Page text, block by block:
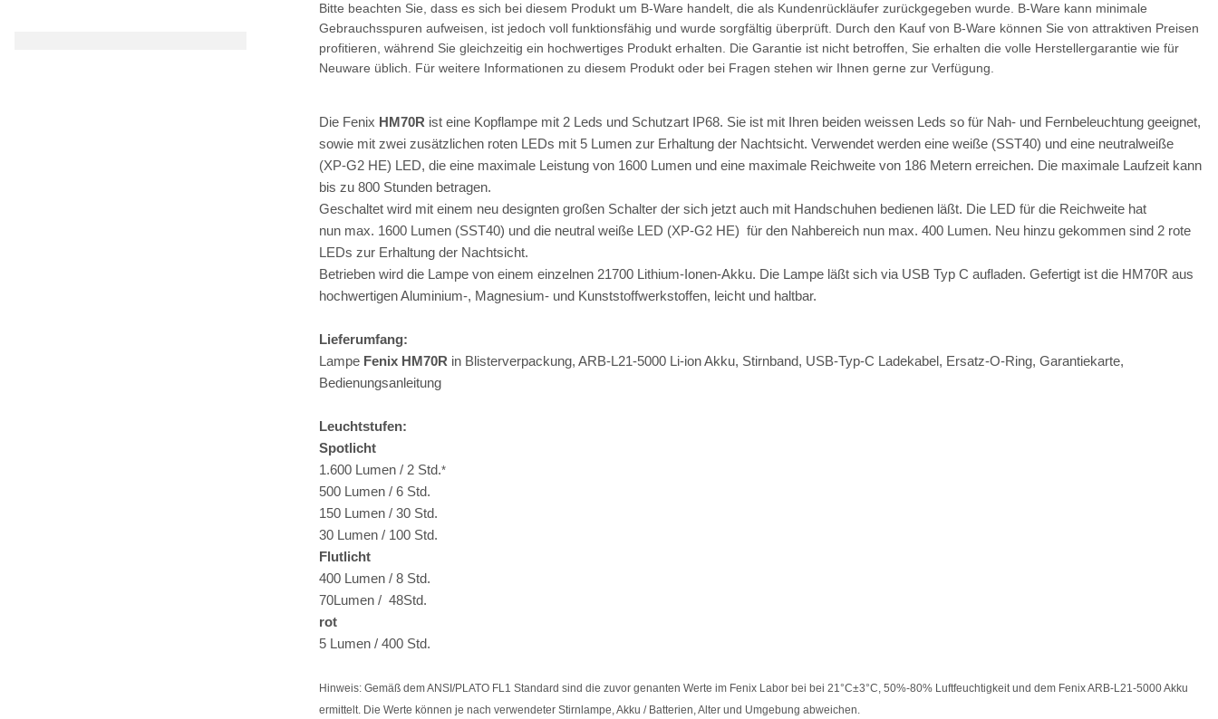
Bitte beachten Sie, dass es sich bei diesem Produkt um B-Ware handelt, die als Kundenrückläufer zurückgegeben wurde. B-Ware kann minimale
Gebrauchsspuren aufweisen, ist jedoch voll funktionsfähig und wurde sorgfältig überprüft. Durch den Kauf von B-Ware können Sie von attraktiven Preisen
profitieren, während Sie gleichzeitig ein hochwertiges Produkt erhalten. Die Garantie ist nicht betroffen, Sie erhalten die volle Herstellergarantie wie für
Neuware üblich. Für weitere Informationen zu diesem Produkt oder bei Fragen stehen wir Ihnen gerne zur Verfügung.
Die Fenix HM70R ist eine Kopflampe mit 2 Leds und Schutzart IP68. Sie ist mit Ihren beiden weissen Leds so für Nah- und Fernbeleuchtung geeignet,
sowie mit zwei zusätzlichen roten LEDs mit 5 Lumen zur Erhaltung der Nachtsicht. Verwendet werden eine weiße (SST40) und eine neutralweiße
(XP-G2 HE) LED, die eine maximale Leistung von 1600 Lumen und eine maximale Reichweite von 186 Metern erreichen. Die maximale Laufzeit kann
bis zu 800 Stunden betragen.
Geschaltet wird mit einem neu designten großen Schalter der sich jetzt auch mit Handschuhen bedienen läßt. Die LED für die Reichweite hat
nun max. 1600 Lumen (SST40) und die neutral weiße LED (XP-G2 HE) für den Nahbereich nun max. 400 Lumen. Neu hinzu gekommen sind 2 rote
LEDs zur Erhaltung der Nachtsicht.
Betrieben wird die Lampe von einem einzelnen 21700 Lithium-Ionen-Akku. Die Lampe läßt sich via USB Typ C aufladen. Gefertigt ist die HM70R aus
hochwertigen Aluminium-, Magnesium- und Kunststoffwerkstoffen, leicht und haltbar.
Lieferumfang:
Lampe Fenix HM70R in Blisterverpackung, ARB-L21-5000 Li-ion Akku, Stirnband, USB-Typ-C Ladekabel, Ersatz-O-Ring, Garantiekarte,
Bedienungsanleitung
Leuchtstufen:
Spotlicht
1.600 Lumen / 2 Std.*
500 Lumen / 6 Std.
150 Lumen / 30 Std.
30 Lumen / 100 Std.
Flutlicht
400 Lumen / 8 Std.
70Lumen / 48Std.
rot
5 Lumen / 400 Std.
Hinweis: Gemäß dem ANSI/PLATO FL1 Standard sind die zuvor genanten Werte im Fenix Labor bei bei 21°C±3°C, 50%-80% Luftfeuchtigkeit und dem Fenix ARB-L21-5000 Akku
ermittelt. Die Werte können je nach verwendeter Stirnlampe, Akku / Batterien, Alter und Umgebung abweichen.